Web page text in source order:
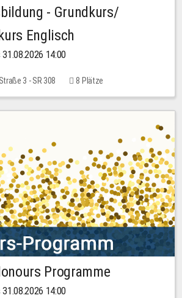
- Grundkurs/
Englisch
14:00
3 - SR 308 8 Plätze
Programme
14:00